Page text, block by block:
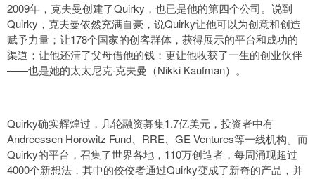
2009年，克夫曼创建了Quirky，也已是他的第四个公司。说到
Quirky，克夫曼依然充满自豪，说Quirky让他可以为创意和创造
赋予力量；让178个国家的创客群体，获得展示的平台和成功的
渠道；让他还清了父母借他的钱；更让他收获了一生的创业伙伴
——也是她的太太尼克·克夫曼（Nikki Kaufman）。
Quirky确实辉煌过，几轮融资募集1.7亿美元，投资者中有
Andreessen Horowitz Fund、RRE、GE Ventures等一线机构。而
Quirky的平台，召集了世界各地，110万创造者，每周涌现超过
4000个新想法，其中的佼佼者通过Quirky变成了新奇的产品，并